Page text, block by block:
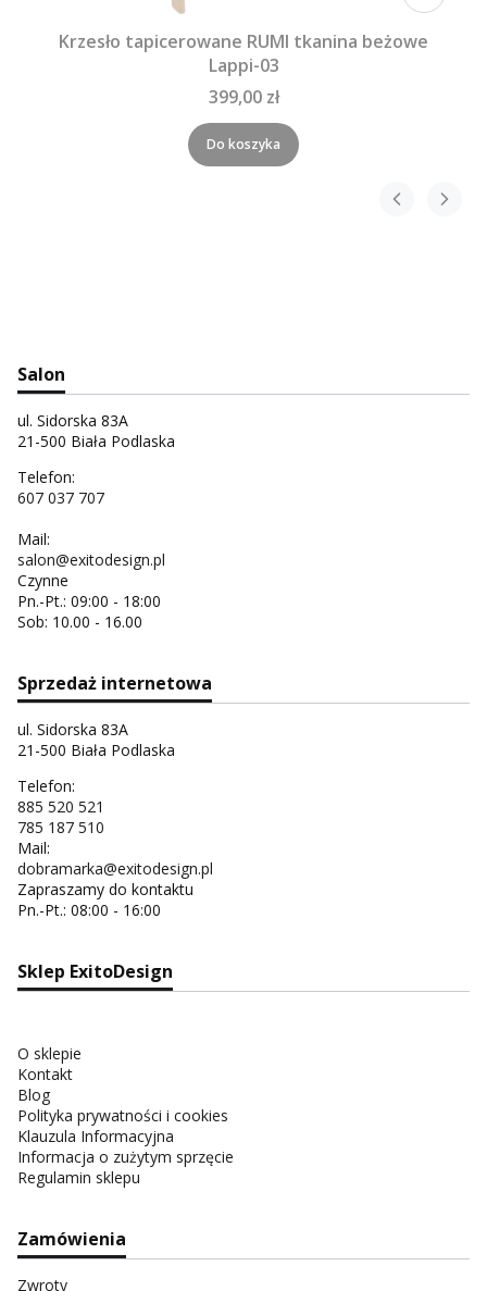
Krzesło tapicerowane RUMI tkanina beżowe
Lappi-03
399,00 zł
Do koszyka
Salon
ul. Sidorska 83A
21-500 Biała Podlaska
Telefon:
607 037 707
Mail:
salon@exitodesign.pl
Czynne
Pn.-Pt.: 09:00 - 18:00
Sob: 10.00 - 16.00
Sprzedaż internetowa
ul. Sidorska 83A
21-500 Biała Podlaska
Telefon:
885 520 521
785 187 510
Mail:
dobramarka@exitodesign.pl
Zapraszamy do kontaktu
Pn.-Pt.: 08:00 - 16:00
Sklep ExitoDesign
O sklepie
Kontakt
Blog
Polityka prywatności i cookies
Klauzula Informacyjna
Informacja o zużytym sprzęcie
Regulamin sklepu
Zamówienia
Zwroty